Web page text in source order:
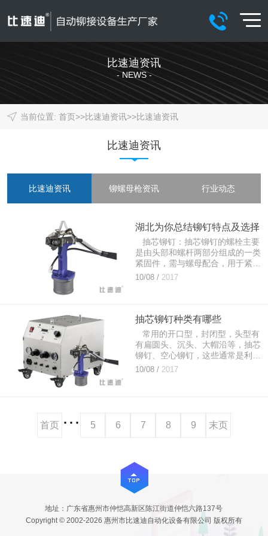
比速迪资讯
- NEWS -
当前位置: 首页>>比速迪资讯>>比速迪资讯
比速迪资讯
比速迪资讯 铆螺母枪资讯 行业动态
湖北为你总结铆钉特点及选择
抽芯铆钉：抽芯铆钉的螺栓主要
是由头部和螺杆两部分组成的一类
紧固件，需与螺母配合，用于紧固
连接两个带有通孔的零件。不锈钢
10/08 / 2017
抽芯铆钉种类有哪些
常用的开口型，封闭型，头型有
有扁圆头、沉头、大帽沿等，抽芯
铆钉、空心铆钉，这些通常是利用
自身形态变连接被铆接件。在铆接
10/08 / 2017
首页 ··· 5 6 7 8 9 末页
地址：广东省惠州市仲恺高新区陈江街道仲恺六路137号
Copyright © 2002-2026 惠州市比速迪自动化设备有限公司 版权所有